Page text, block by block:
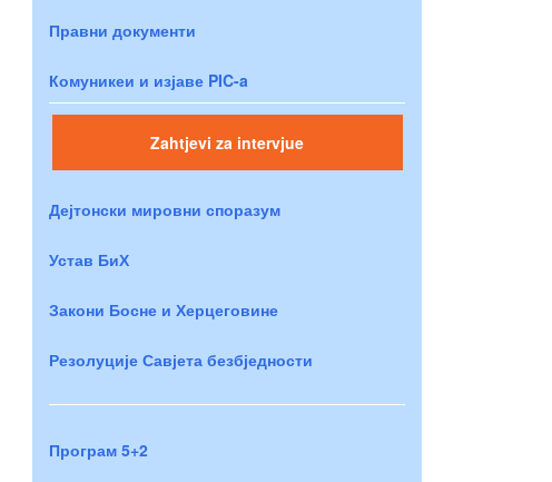
Правни документи
Комуникеи и изјаве PIC-a
Zahtjevi za intervjue
Дејтонски мировни споразум
Устав БиХ
Закони Босне и Херцеговине
Резолуције Савјета безбједности
Програм 5+2